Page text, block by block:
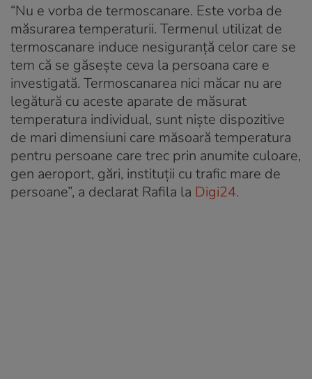
“Nu e vorba de termoscanare. Este vorba de
măsurarea temperaturii. Termenul utilizat de
termoscanare induce nesiguranță celor care se
tem că se găsește ceva la persoana care e
investigată. Termoscanarea nici măcar nu are
legătură cu aceste aparate de măsurat
temperatura individual, sunt niște dispozitive
de mari dimensiuni care măsoară temperatura
pentru persoane care trec prin anumite culoare,
gen aeroport, gări, instituții cu trafic mare de
persoane”, a declarat Rafila la Digi24.